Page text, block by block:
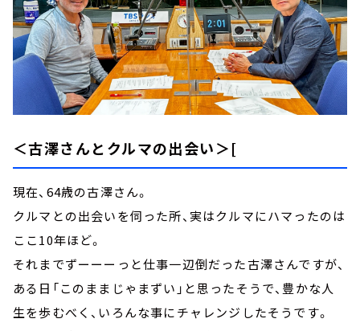
＜古澤さんとクルマの出会い＞[
現在、64歳の古澤さん。
クルマとの出会いを伺った所、実はクルマにハマったのは
ここ10年ほど。
それまでずーーーっと仕事一辺倒だった古澤さんですが、
ある日「このままじゃまずい」と思ったそうで、豊かな人
生を歩むべく、いろんな事にチャレンジしたそうです。